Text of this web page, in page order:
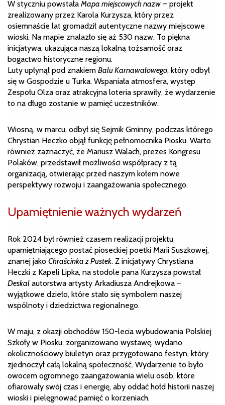
W styczniu powstała Mapa miejscowych nazw – projekt
zrealizowany przez Karola Kurzysza, który przez
osiemnaście lat gromadził autentyczne nazwy miejscowe
wioski. Na mapie znalazło się aż 530 nazw. To piękna
inicjatywa, ukazująca naszą lokalną tożsamość oraz
bogactwo historyczne regionu.
Luty upłynął pod znakiem Balu Karnawałowego, który odbył
się w Gospodzie u Turka. Wspaniała atmosfera, występ
Zespołu Olza oraz atrakcyjna loteria sprawiły, że wydarzenie
to na długo zostanie w pamięć uczestników.
Wiosną, w marcu, odbył się Sejmik Gminny, podczas którego
Chrystian Heczko objął funkcję pełnomocnika Piosku. Warto
również zaznaczyć, że Mariusz Walach, prezes Kongresu
Polaków, przedstawił możliwości współpracy z tą
organizacją, otwierając przed naszym kołem nowe
perspektywy rozwoju i zaangażowania społecznego.
Upamiętnienie ważnych wydarzeń
Rok 2024 był również czasem realizacji projektu
upamiętniającego postać pioseckiej poetki Marii Suszkowej,
znanej jako Chraścinka z Pustek. Z inicjatywy Chrystiana
Heczki z Kapeli Lipka, na stodole pana Kurzysza powstał
Deskal autorstwa artysty Arkadiusza Andrejkowa –
wyjątkowe dzieło, które stało się symbolem naszej
wspólnoty i dziedzictwa regionalnego.
W maju, z okazji obchodów 150-lecia wybudowania Polskiej
Szkoły w Piosku, zorganizowano wystawę, wydano
okolicznościowy biuletyn oraz przygotowano festyn, który
zjednoczył całą lokalną społeczność. Wydarzenie to było
owocem ogromnego zaangażowania wielu osób, które
ofiarowały swój czas i energię, aby oddać hołd historii naszej
wioski i pielęgnować pamięć o korzeniach.